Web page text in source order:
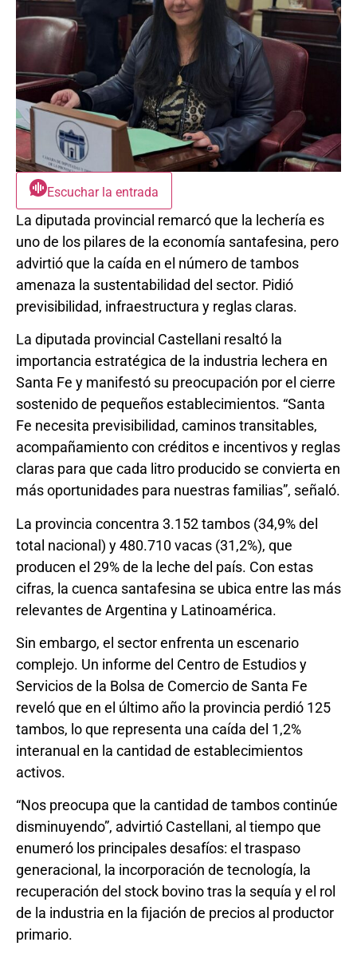
Escuchar la entrada
La diputada provincial remarcó que la lechería es
uno de los pilares de la economía santafesina, pero
advirtió que la caída en el número de tambos
amenaza la sustentabilidad del sector. Pidió
previsibilidad, infraestructura y reglas claras.
La diputada provincial Castellani resaltó la
importancia estratégica de la industria lechera en
Santa Fe y manifestó su preocupación por el cierre
sostenido de pequeños establecimientos. “Santa
Fe necesita previsibilidad, caminos transitables,
acompañamiento con créditos e incentivos y reglas
claras para que cada litro producido se convierta en
más oportunidades para nuestras familias”, señaló.
La provincia concentra 3.152 tambos (34,9% del
total nacional) y 480.710 vacas (31,2%), que
producen el 29% de la leche del país. Con estas
cifras, la cuenca santafesina se ubica entre las más
relevantes de Argentina y Latinoamérica.
Sin embargo, el sector enfrenta un escenario
complejo. Un informe del Centro de Estudios y
Servicios de la Bolsa de Comercio de Santa Fe
reveló que en el último año la provincia perdió 125
tambos, lo que representa una caída del 1,2%
interanual en la cantidad de establecimientos
activos.
“Nos preocupa que la cantidad de tambos continúe
disminuyendo”, advirtió Castellani, al tiempo que
enumeró los principales desafíos: el traspaso
generacional, la incorporación de tecnología, la
recuperación del stock bovino tras la sequía y el rol
de la industria en la fijación de precios al productor
primario.